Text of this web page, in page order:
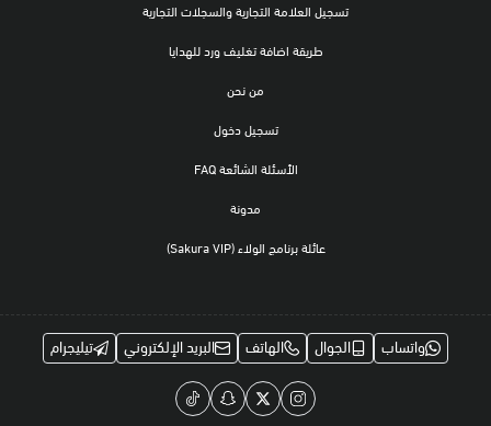
تسجيل العلامة التجارية والسجلات التجارية
طريقة اضافة تغليف ورد للهدايا
من نحن
تسجيل دخول
الأسئلة الشائعة FAQ
مدونة
عائلة برنامج الولاء (Sakura VIP)
واتساب الجوال الهاتف البريد الإلكتروني تيليجرام